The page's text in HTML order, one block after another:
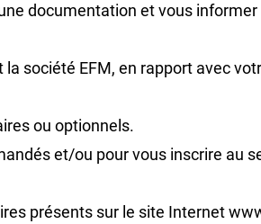
documentation et vous
société EFM, en rapport avec
ou optionnels.
et/ou pour vous inscrire au
présents sur le site Internet